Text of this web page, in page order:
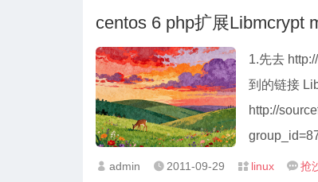
centos 6 php扩展Libmcrypt
1.先去
到的链接 Libmcrypt( libmcrypt-2.5.8.tar.gz )：
http://
2.6.8.tar.gz
 admin  2011-09-29  linux  抢